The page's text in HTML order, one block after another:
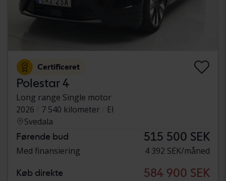
Certificeret
Polestar 4
Long range Single motor
2026
7 540 kilometer
El
Svedala
Førende bud 515 500 SEK
Med finansiering 4 392 SEK/måned
Køb direkte 584 900 SEK